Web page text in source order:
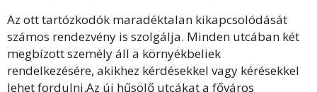
Az ott tartózkodók maradéktalan kikapcsolódását
számos rendezvény is szolgálja. Minden utcában két
megbízott személy áll a környékbeliek
rendelkezésére, akikhez kérdésekkel vagy kérésekkel
lehet fordulni.Az új hűsölő utcákat a főváros